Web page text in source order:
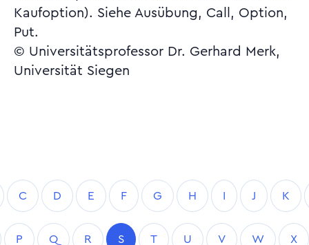
Kaufoption). Siehe Ausübung, Call, Option,
Put.
© Universitätsprofessor Dr. Gerhard Merk,
Universität Siegen
C D E F G H I J K
P Q R S T U V W X